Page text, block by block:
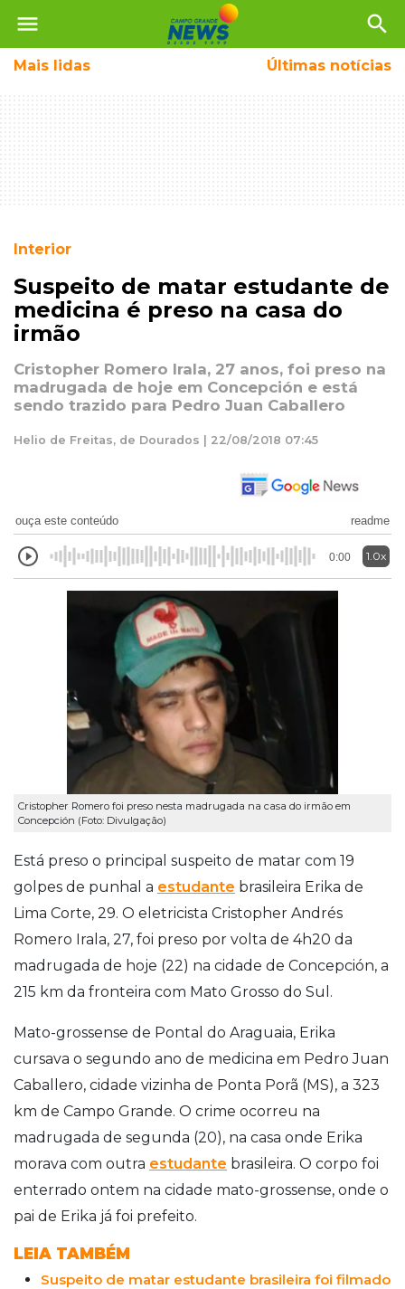
menu search
Mais lidas Últimas notícias
Interior
Suspeito de matar estudante de
medicina é preso na casa do
irmão
Cristopher Romero Irala, 27 anos, foi preso na
madrugada de hoje em Concepción e está
sendo trazido para Pedro Juan Caballero
Helio de Freitas, de Dourados | 22/08/2018 07:45
ouça este conteúdo readme
0:00 1.0x
Cristopher Romero foi preso nesta madrugada na casa do irmão em
Concepción (Foto: Divulgação)
Está preso o principal suspeito de matar com 19
golpes de punhal a estudante brasileira Erika de
Lima Corte, 29. O eletricista Cristopher Andrés
Romero Irala, 27, foi preso por volta de 4h20 da
madrugada de hoje (22) na cidade de Concepción, a
215 km da fronteira com Mato Grosso do Sul.
Mato-grossense de Pontal do Araguaia, Erika
cursava o segundo ano de medicina em Pedro Juan
Caballero, cidade vizinha de Ponta Porã (MS), a 323
km de Campo Grande. O crime ocorreu na
madrugada de segunda (20), na casa onde Erika
morava com outra estudante brasileira. O corpo foi
enterrado ontem na cidade mato-grossense, onde o
pai de Erika já foi prefeito.
LEIA TAMBÉM
Suspeito de matar estudante brasileira foi filmado